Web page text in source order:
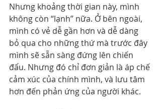
Nhưng khoảng thời gian này, mình
không còn “lạnh” nữa. Ở bên ngoài,
mình có vẻ dễ gần hơn và dễ dàng
bỏ qua cho những thứ mà trước đây
mình sẽ sẵn sàng đứng lên chiến
đấu. Nhưng đó chỉ đơn giản là áp chế
cảm xúc của chính mình, và lưu tâm
hơn đến phản ứng của người khác.